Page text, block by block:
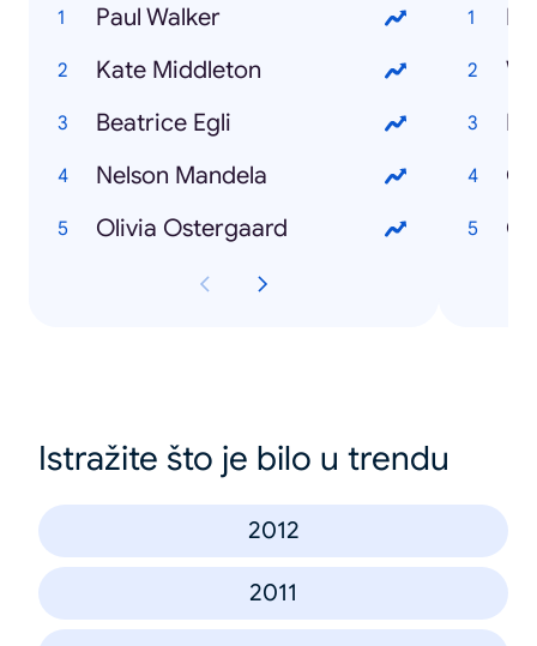
Paul Walker
Kate Middleton
Beatrice Egli
Nelson Mandela
Olivia Ostergaard
Istražite što je bilo u trendu
2012
2011